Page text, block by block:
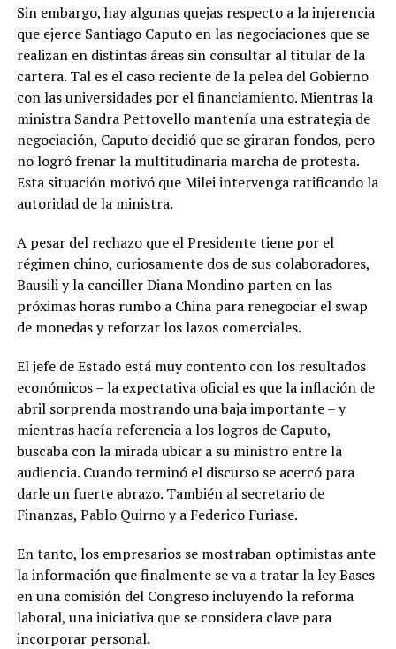
Sin embargo, hay algunas quejas respecto a la injerencia
que ejerce Santiago Caputo en las negociaciones que se
realizan en distintas áreas sin consultar al titular de la
cartera. Tal es el caso reciente de la pelea del Gobierno
con las universidades por el financiamiento. Mientras la
ministra Sandra Pettovello mantenía una estrategia de
negociación, Caputo decidió que se giraran fondos, pero
no logró frenar la multitudinaria marcha de protesta.
Esta situación motivó que Milei intervenga ratificando la
autoridad de la ministra.
A pesar del rechazo que el Presidente tiene por el
régimen chino, curiosamente dos de sus colaboradores,
Bausili y la canciller Diana Mondino parten en las
próximas horas rumbo a China para renegociar el swap
de monedas y reforzar los lazos comerciales.
El jefe de Estado está muy contento con los resultados
económicos – la expectativa oficial es que la inflación de
abril sorprenda mostrando una baja importante – y
mientras hacía referencia a los logros de Caputo,
buscaba con la mirada ubicar a su ministro entre la
audiencia. Cuando terminó el discurso se acercó para
darle un fuerte abrazo. También al secretario de
Finanzas, Pablo Quirno y a Federico Furiase.
En tanto, los empresarios se mostraban optimistas ante
la información que finalmente se va a tratar la ley Bases
en una comisión del Congreso incluyendo la reforma
laboral, una iniciativa que se considera clave para
incorporar personal.